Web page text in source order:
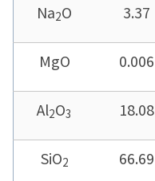
Na2O 3.37
MgO 0.006
Al2O3 18.08
SiO2 66.69